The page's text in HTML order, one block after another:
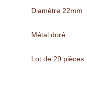
Diamètre 22mm
Métal doré.
Lot de 29 pièces